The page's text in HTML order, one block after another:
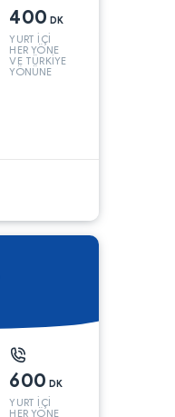
400 DK
YURT İÇİ
HER YÖNE
VE TÜRKİYE
YÖNÜNE
600 DK
YURT İÇİ
HER YÖNE